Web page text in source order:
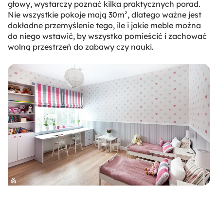
głowy, wystarczy poznać kilka praktycznych porad.
Nie wszystkie pokoje mają 30m², dlatego ważne jest
dokładne przemyślenie tego, ile i jakie meble można
do niego wstawić, by wszystko pomieścić i zachować
wolną przestrzeń do zabawy czy nauki.